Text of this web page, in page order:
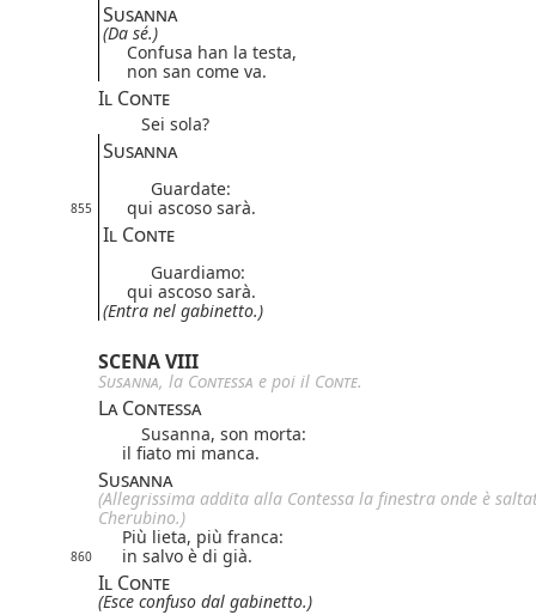
Susanna
(Da sé.)
Confusa han la testa,
non san come va.
Il Conte
Sei sola?
Susanna
Guardate:
855 qui ascoso sarà.
Il Conte
Guardiamo:
qui ascoso sarà.
(Entra nel gabinetto.)
SCENA VIII
Susanna, la Contessa e poi il Conte.
La Contessa
Susanna, son morta:
il fiato mi manca.
Susanna
(Allegrissima addita alla Contessa la finestra onde è
Cherubino.)
Più lieta, più franca:
860 in salvo è di già.
Il Conte
(Esce confuso dal gabinetto.)